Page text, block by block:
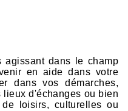
agissant dans le champ
en aide dans votre
dans vos démarches,
lieux d'échanges ou bien
loisirs, culturelles ou